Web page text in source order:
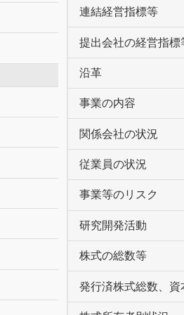
連結経営指標等
提出会社の経営指標
沿革
事業の内容
関係会社の状況
従業員の状況
事業等のリスク
研究開発活動
株式の総数等
発行済株式総数、資